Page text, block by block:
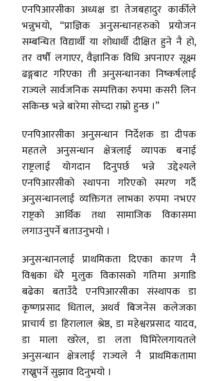
एनपिआरसीका अध्यक्ष डा तेजबहादुर कार्कीले
भन्नुभयो, “प्राज्ञिक अनुसन्धानहरुको प्रयोजन
सम्बन्धित विद्यार्थी या शोधार्थी दीक्षित हुने नै हो,
तर वर्षौं लगाएर, वैज्ञानिक विधि अपनाएर सूक्ष्म
ढङ्गबाट गरिएका ती अनुसन्धानका निष्कर्षलाई
राज्यले सार्वजनिक सम्पत्तिका रुपमा कसरी लिन
सकिन्छ भन्ने बारेमा सोच्दा राम्रो हुन्छ ।”
एनपिआरसीका अनुसन्धान निर्देशक डा दीपक
महतले अनुसन्धान क्षेत्रलाई व्यापक बनाई
राष्ट्रलाई योगदान दिनुपर्छ भन्ने उद्देश्यले
एनपिआरसीको स्थापना गरिएको स्मरण गर्दै
अनुसन्धानलाई व्यक्तिगत लाभका रुपमा नभएर
राष्ट्रको आर्थिक तथा सामाजिक विकासमा
लगाउनुपर्ने बताउनुभयो ।
अनुसन्धानलाई प्राथमिकता दिएका कारण नै
विश्वका धेरै मुलुक विकासको गतिमा अगाडि
बढेका बताउँदै एनपिआरसीका संस्थापक डा
कृष्णप्रसाद धिताल, अथर्व बिजनेस कलेजका
प्राचार्य डा हिरालाल श्रेष्ठ, डा महेश्वरप्रसाद यादव,
डा माला खरेल, डा लता घिमिरेलगायतले
अनुसन्धान क्षेत्रलाई राज्यले नै प्राथमिकतामा
राख्नुपर्ने सुझाव दिनुभयो ।